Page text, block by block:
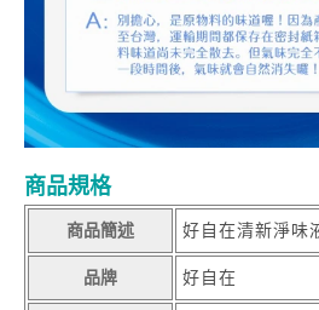
商品規格
商品簡述 好自在清新淨味
品牌 好自在